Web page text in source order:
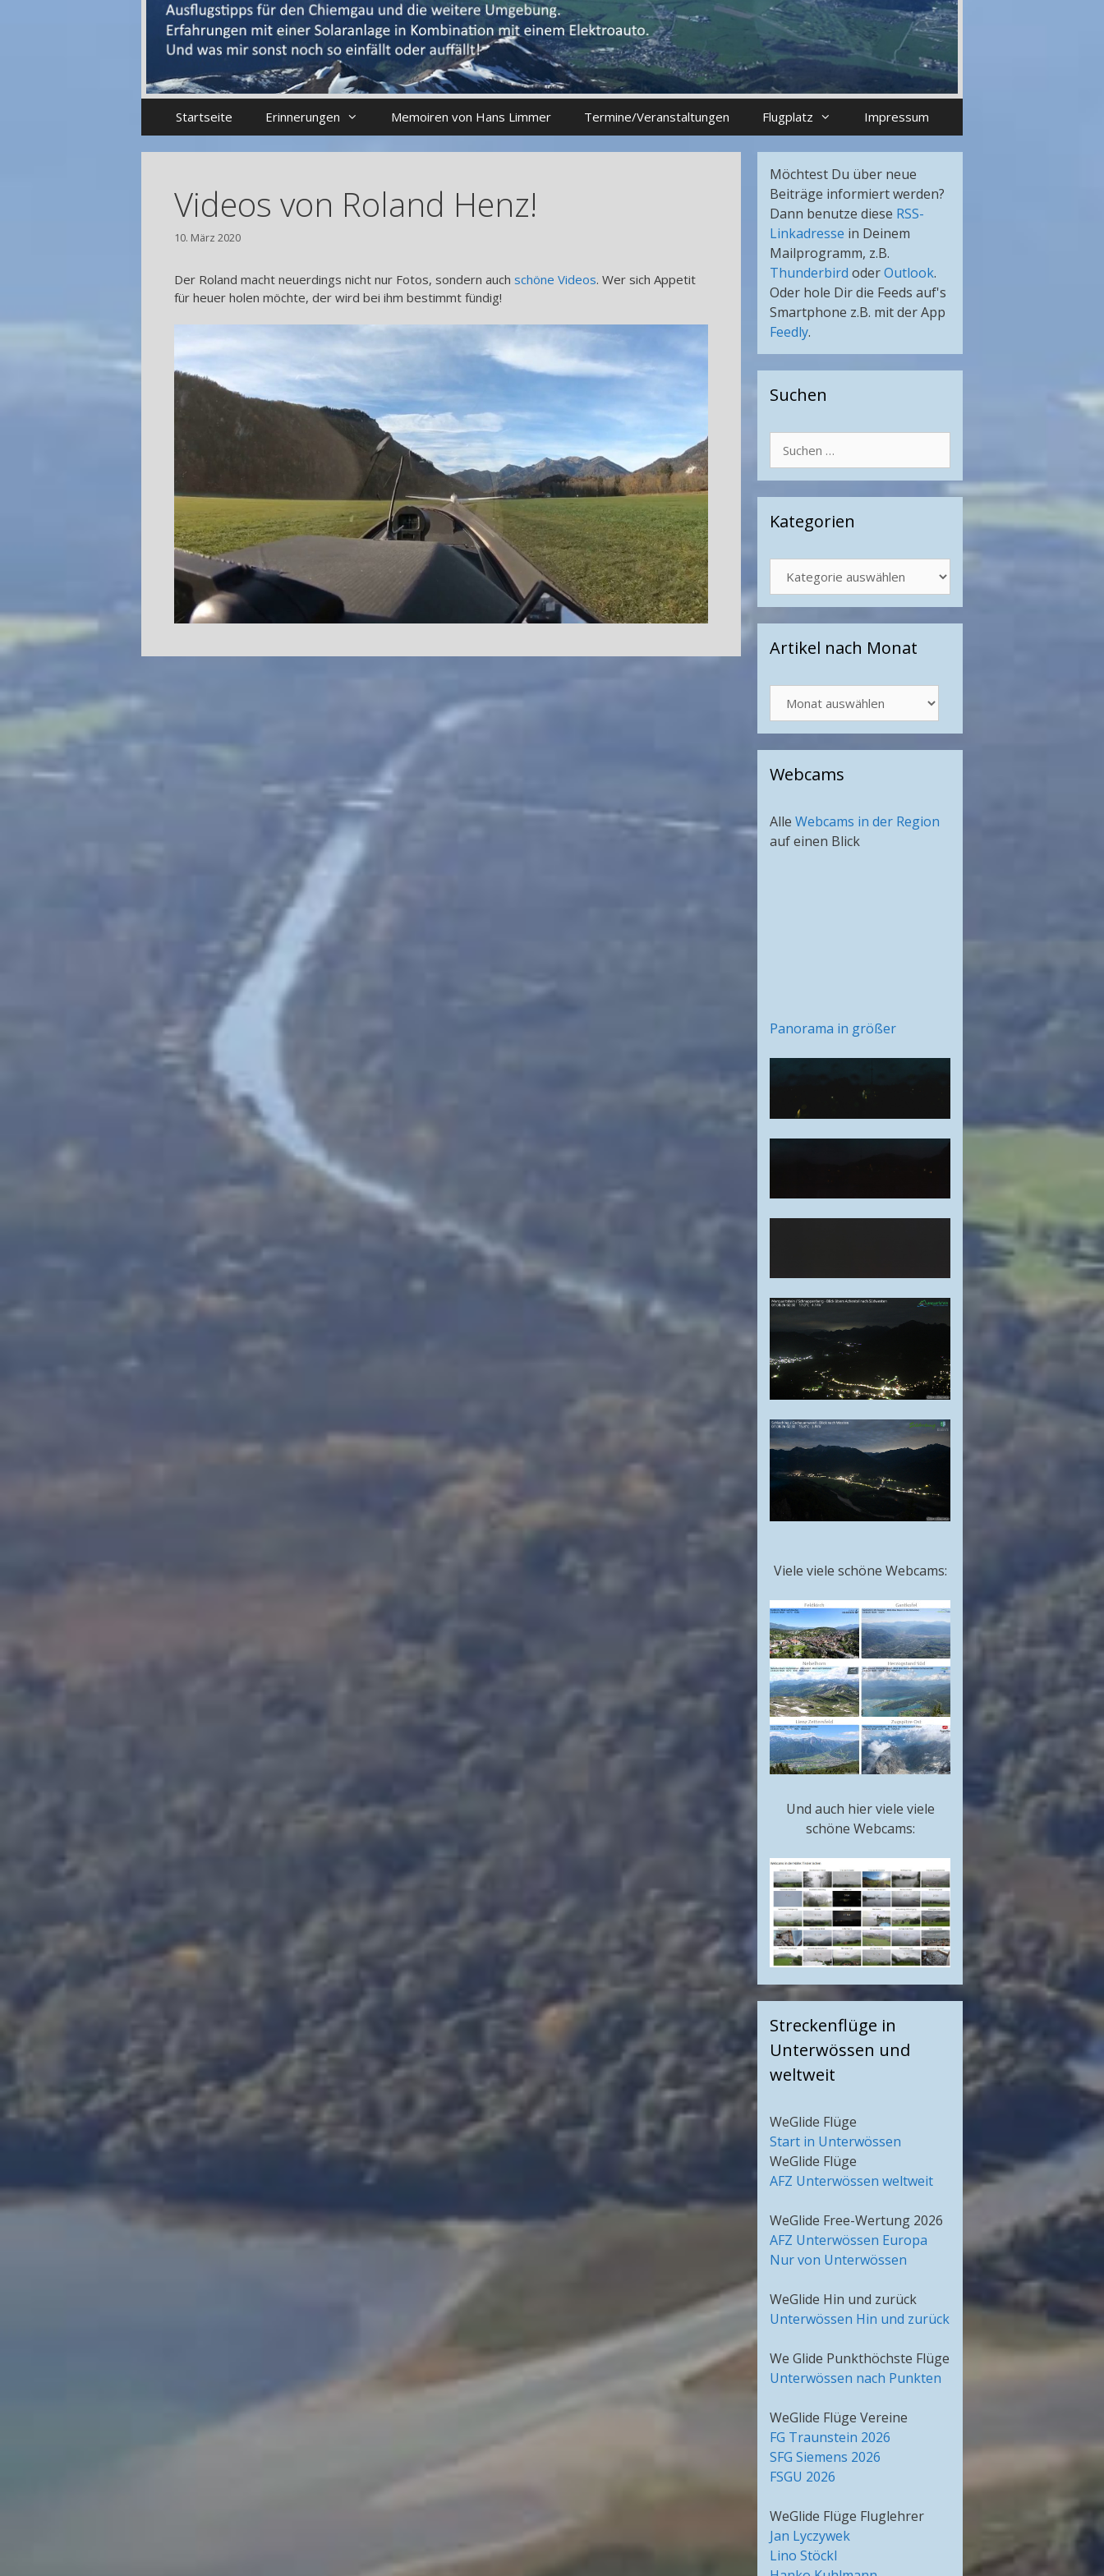
Startseite Erinnerungen Memoiren von Hans Limmer Termine/Veranstaltungen Flugplatz Impressum
Videos von Roland Henz!
10. März 2020
Der Roland macht neuerdings nicht nur Fotos, sondern auch schöne Videos. Wer sich Appetit
für heuer holen möchte, der wird bei ihm bestimmt fündig!
Möchtest Du über neue
Beiträge informiert werden?
Dann benutze diese RSS-
Linkadresse in Deinem
Mailprogramm, z.B.
Thunderbird oderOutlook.
Oder hole Dir die Feeds auf's
Smartphone z.B. mit der App
Feedly.
Suchen
nach:
Kategorien
Artikel nach Monat
nach
Monat
Webcams
Alle Webcams in der Region
auf einen Blick
Panorama in größer
Viele viele schöne Webcams:
Und auch hier viele viele
schöne Webcams:
Streckenflüge in
Unterwössen und
weltweit
WeGlide Flüge
Start in Unterwössen
WeGlide Flüge
AFZ Unterwössen weltweit
WeGlide Free-Wertung 2026
AFZ Unterwössen Europa
Nur von Unterwössen
WeGlide Hin und zurück
Unterwössen Hin und zurück
We Glide Punkthöchste Flüge
Unterwössen nach Punkten
WeGlide Flüge Vereine
FG Traunstein 2026
SFG Siemens 2026
FSGU 2026
WeGlide Flüge Fluglehrer
Jan Lyczywek
Lino Stöckl